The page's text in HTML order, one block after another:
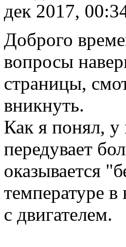
дек 2017,
Доброго
вопросы
страницы,
вникнуть.
Как я понял,
передувает
оказывается
температуре
с двигателем.